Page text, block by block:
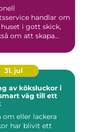
handlar om
i gott skick,
om att skapa
31. jul
av köksluckor i
eller lackera
har blivit ett